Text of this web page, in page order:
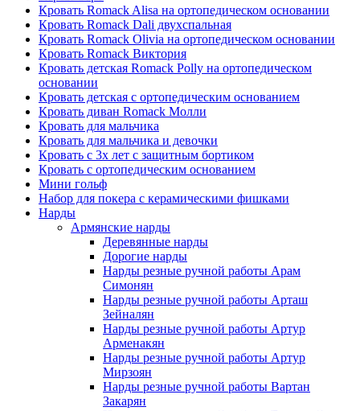
Кровать Romack Alisa на ортопедическом основании
Кровать Romack Dali двухспальная
Кровать Romack Olivia на ортопедическом основании
Кровать Romack Виктория
Кровать детская Romack Polly на ортопедическом
основании
Кровать детская с ортопедическим основанием
Кровать диван Romack Молли
Кровать для мальчика
Кровать для мальчика и девочки
Кровать с 3х лет с защитным бортиком
Кровать с ортопедическим основанием
Мини гольф
Набор для покера с керамическими фишками
Нарды
Армянские нарды
Деревянные нарды
Дорогие нарды
Нарды резные ручной работы Арам
Симонян
Нарды резные ручной работы Арташ
Зейналян
Нарды резные ручной работы Артур
Арменакян
Нарды резные ручной работы Артур
Мирзоян
Нарды резные ручной работы Вартан
Закарян